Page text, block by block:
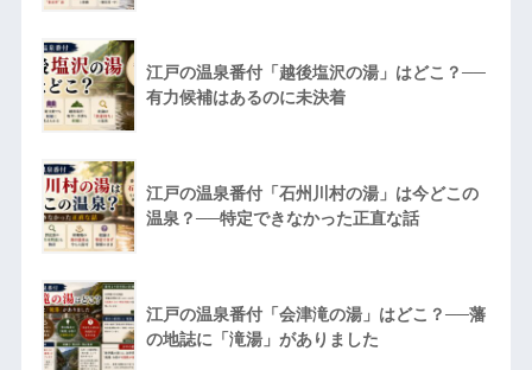
江戸の温泉番付「越後塩沢の湯」はどこ？──
有力候補はあるのに未決着
江戸の温泉番付「石州川村の湯」は今どこの
温泉？──特定できなかった正直な話
江戸の温泉番付「会津滝の湯」はどこ？──藩
の地誌に「滝湯」がありました